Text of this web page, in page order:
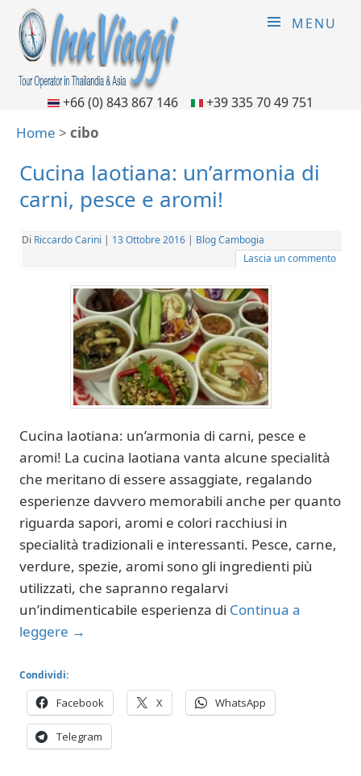
MENU
+66 (0) 843 867 146 +39 335 70 49 751
Home > cibo
Cucina laotiana: un’armonia di
carni, pesce e aromi!
Di Riccardo Carini | 13 Ottobre 2016 | Blog Cambogia
Lascia un commento
Cucina laotiana: un’armonia di carni, pesce e
aromi! La cucina laotiana vanta alcune specialità
che meritano di essere assaggiate, regalando
esperienze davvero memorabili anche per quanto
riguarda sapori, aromi e colori racchiusi in
specialità tradizionali e interessanti. Pesce, carne,
verdure, spezie, aromi sono gli ingredienti più
utilizzati, che sapranno regalarvi
un’indimenticabile esperienza di Continua a
leggere →
Condividi:
Facebook X WhatsApp
Telegram